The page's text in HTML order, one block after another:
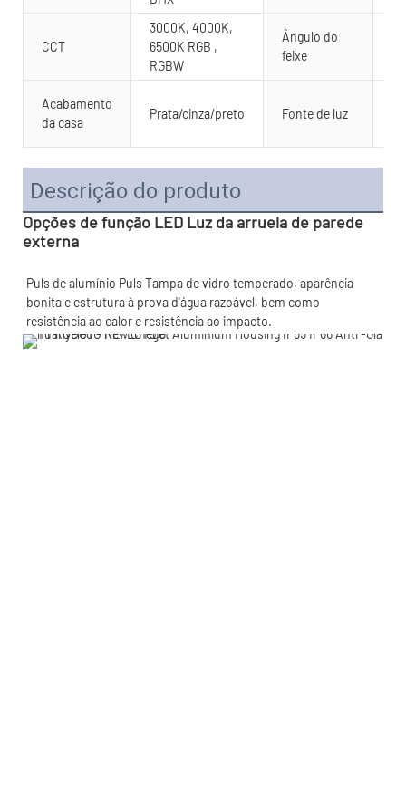
CCT
3000K, 4000K,
6500K RGB ,
RGBW
Ângulo do
feixe
Acabamento
da casa
Prata/cinza/preto Fonte de luz
Descrição do produto
Opções de função LED Luz da arruela de parede
externa
Puls de alumínio Puls Tampa de vidro temperado, aparência
bonita e estrutura à prova d'água razoável, bem como